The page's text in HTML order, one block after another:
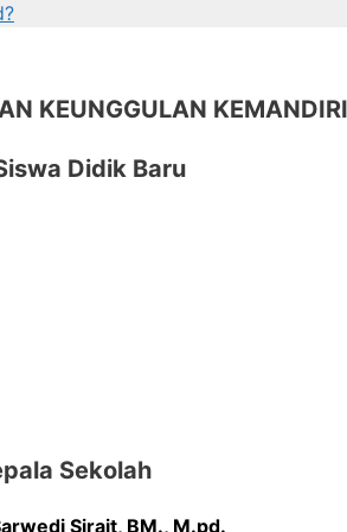
KEUNGGULAN
Didik Baru
Sekolah
Sirait, BM., M.pd.